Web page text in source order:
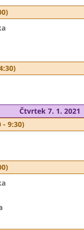
Čtvrtek 7. 1. 2021
- 9:30)